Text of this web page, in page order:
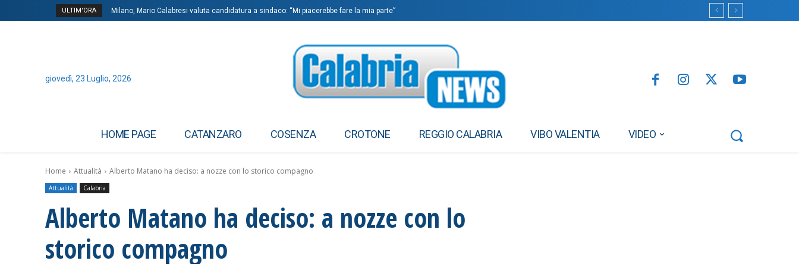
ULTIM'ORA Milano, Mario Calabresi valuta candidatura a sindaco: “Mi piacerebbe fare la mia parte”
giovedì, 23 Luglio, 2026
HOME PAGE CATANZARO COSENZA CROTONE REGGIO CALABRIA VIBO VALENTIA VIDEO
Home Attualità Alberto Matano ha deciso: a nozze con lo storico compagno
Attualità Calabria
Alberto Matano ha deciso: a nozze con lo
storico compagno